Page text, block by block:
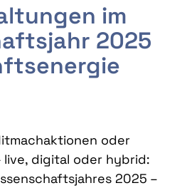
im
2025
oder
live, digital oder hybrid:
2025 –